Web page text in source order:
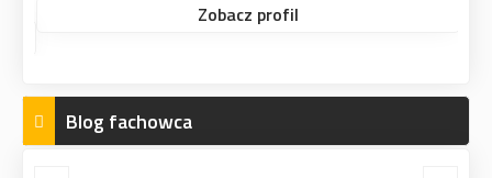
Zobacz profil
Blog fachowca